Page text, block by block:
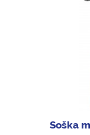
Soška